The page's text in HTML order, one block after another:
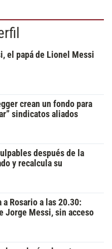
el papá de Lionel Messi
crean un fondo para
sindicatos aliados
después de la
y recalcula su
Rosario a las 20.30:
Jorge Messi, sin acceso